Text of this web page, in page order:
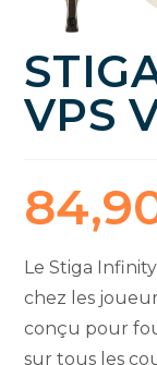
VPS
Le Stiga
chez les
conçu pour
sur tous les